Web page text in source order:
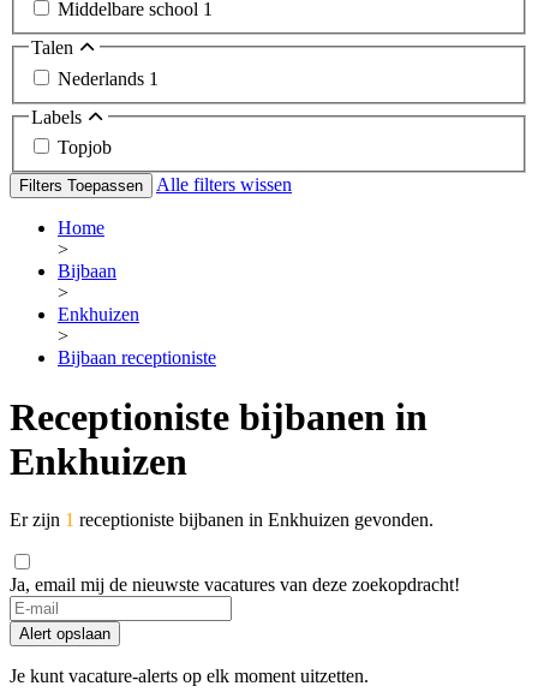
Middelbare school 1
Talen
Nederlands 1
Labels
Topjob
Filters Toepassen Alle filters wissen
Home
>
Bijbaan
>
Enkhuizen
>
Bijbaan receptioniste
Receptioniste bijbanen in
Enkhuizen
Er zijn 1 receptioniste bijbanen in Enkhuizen gevonden.
Ja, email mij de nieuwste vacatures van deze zoekopdracht!
Alert opslaan
Je kunt vacature-alerts op elk moment uitzetten.